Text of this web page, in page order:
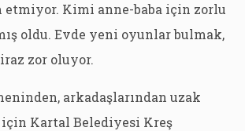
etmiyor. Kimi anne-baba için zorlu
oldu. Evde yeni oyunlar bulmak,
zor oluyor.
arkadaşlarından uzak
Kartal Belediyesi Kreş